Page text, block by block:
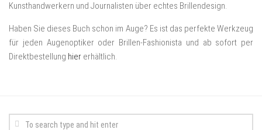
Kunsthandwerkern und Journalisten über echtes Brillendesign.
Haben Sie dieses Buch schon im Auge? Es ist das perfekte Werkzeug
für jeden Augenoptiker oder Brillen-Fashionista und ab sofort per
Direktbestellung hier erhältlich.